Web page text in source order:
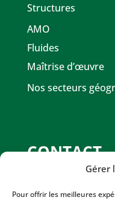
Gérer
Pour offrir les meilleures
Structures
AMO
Fluides
Maîtrise d’œuvre
Nos secteurs
CONTACT